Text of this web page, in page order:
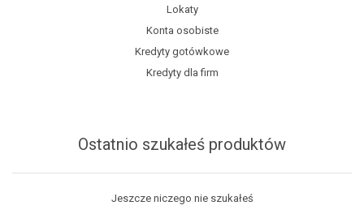
Lokaty
Konta osobiste
Kredyty gotówkowe
Kredyty dla firm
Ostatnio szukałeś produktów
Jeszcze niczego nie szukałeś